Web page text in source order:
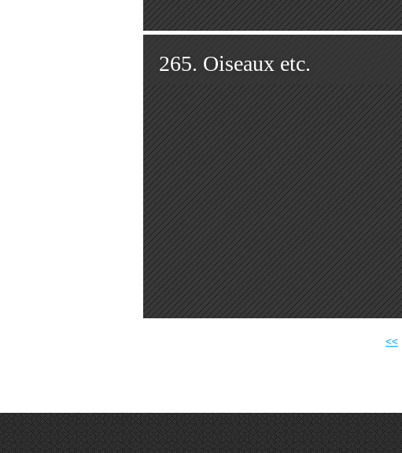
265. Oiseaux etc.
<<